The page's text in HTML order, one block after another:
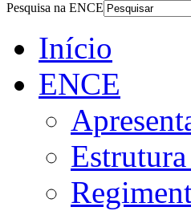
Pesquisa na ENCE
Início
ENCE